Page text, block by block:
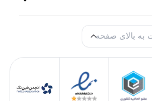
به بالای صفحه